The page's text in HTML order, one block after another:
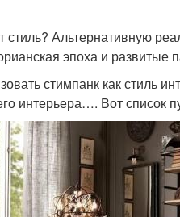
стиль? Альтернативную
эпоха и
стимпанк как стиль
интерьера…. Вот список